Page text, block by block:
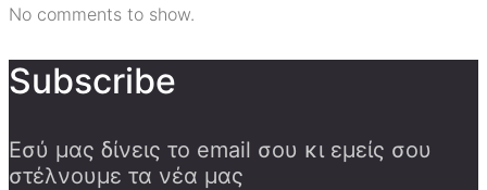
No comments to show.
Subscribe
Εσύ μας δίνεις το email σου κι εμείς σου
στέλνουμε τα νέα μας